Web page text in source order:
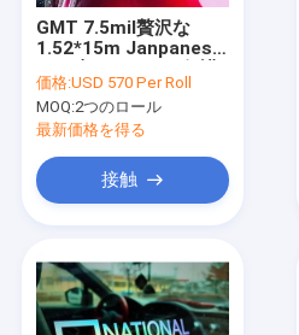
私達について
工場旅行
品質管理
私達に連絡しなさい
引用を要求しなさい
GMT 7.5mil贅沢な
1.52*15m Janpanese
フィルム
価格:USD 570 Per Roll
MOQ:2つのロール
最新価格を得る
接触